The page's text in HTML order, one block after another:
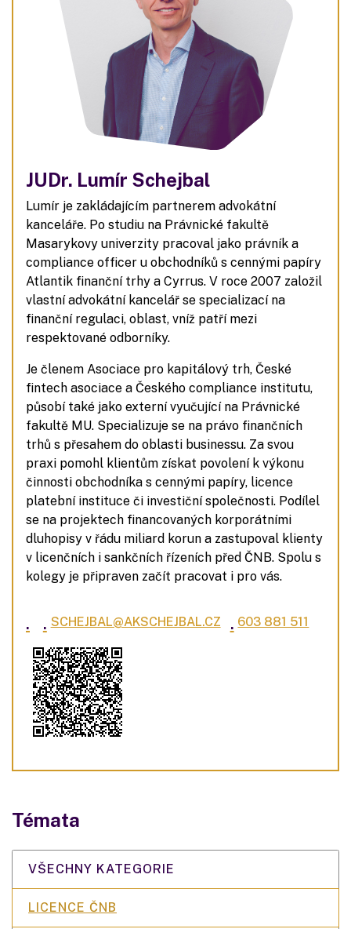
JUDr. Lumír Schejbal
Lumír je zakládajícím partnerem advokátní
kanceláře. Po studiu na Právnické fakultě
Masarykovy univerzity pracoval jako právník a
compliance officer u obchodníků s cennými papíry
Atlantik finanční trhy a Cyrrus. V roce 2007 založil
vlastní advokátní kancelář se specializací na
finanční regulaci, oblast, vníž patří mezi
respektované odborníky.
Je členem Asociace pro kapitálový trh, České
fintech asociace a Českého compliance institutu,
působí také jako externí vyučující na Právnické
fakultě MU. Specializuje se na právo finančních
trhů s přesahem do oblasti businessu. Za svou
praxi pomohl klientům získat povolení k výkonu
činnosti obchodníka s cennými papíry, licence
platební instituce či investiční společnosti. Podílel
se na projektech financovaných korporátními
dluhopisy v řádu miliard korun a zastupoval klienty
v licenčních i sankčních řízeních před ČNB. Spolu s
kolegy je připraven začít pracovat i pro vás.
. . SCHEJBAL@AKSCHEJBAL.CZ . 603 881 511
Témata
VŠECHNY KATEGORIE
LICENCE ČNB